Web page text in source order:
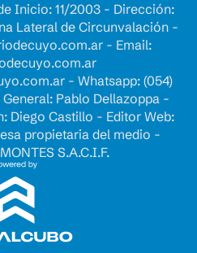
Inicio: 11/2003 - Dirección:
Lateral de Circunvalación -
- Email:
- Whatsapp: (054)
Pablo Dellazoppa -
Diego Castillo - Editor Web:
propietaria del medio -
S.A.C.I.F.